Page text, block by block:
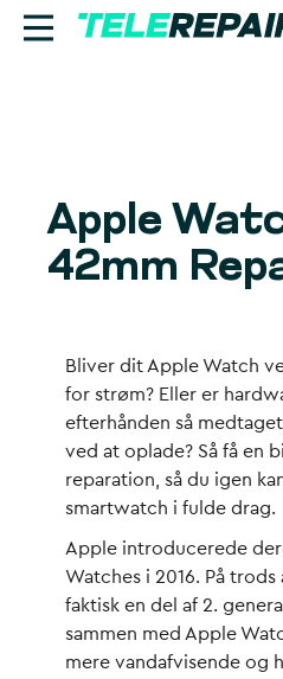
Find butik
Ring til os:
+45 70 60 55 90
Apple
42mm
Bliver dit Apple Watch
for strøm? Eller er
efterhånden så
ved at oplade? Så få en
reparation, så du igen
smartwatch i fulde drag.
Apple introducerede
Watches i 2016. På
faktisk en del af 2.
sammen med Apple
mere vandafvisende og